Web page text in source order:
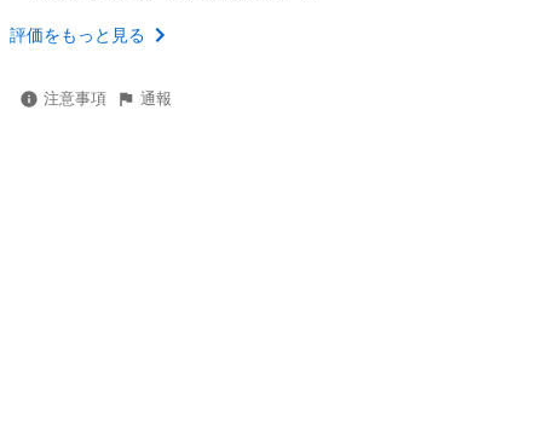
評価をもっと見る
注意事項 通報